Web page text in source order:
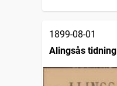
1899-08-01
Alingsås tidning